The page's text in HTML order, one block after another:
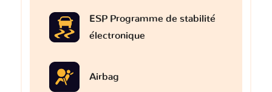
ESP Programme de stabilité
électronique
Airbag